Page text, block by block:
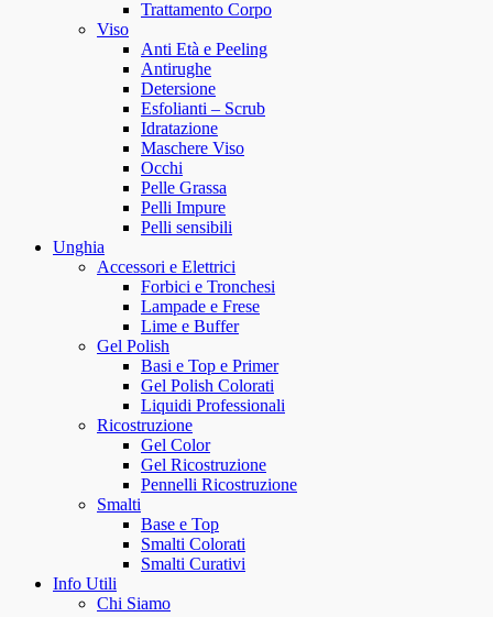
Trattamento Corpo
Viso
Anti Età e Peeling
Antirughe
Detersione
Esfolianti – Scrub
Idratazione
Maschere Viso
Occhi
Pelle Grassa
Pelli Impure
Pelli sensibili
Unghia
Accessori e Elettrici
Forbici e Tronchesi
Lampade e Frese
Lime e Buffer
Gel Polish
Basi e Top e Primer
Gel Polish Colorati
Liquidi Professionali
Ricostruzione
Gel Color
Gel Ricostruzione
Pennelli Ricostruzione
Smalti
Base e Top
Smalti Colorati
Smalti Curativi
Info Utili
Chi Siamo